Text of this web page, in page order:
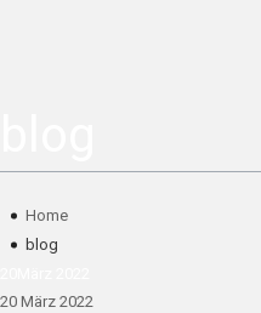
Home
blog
20 März 2022